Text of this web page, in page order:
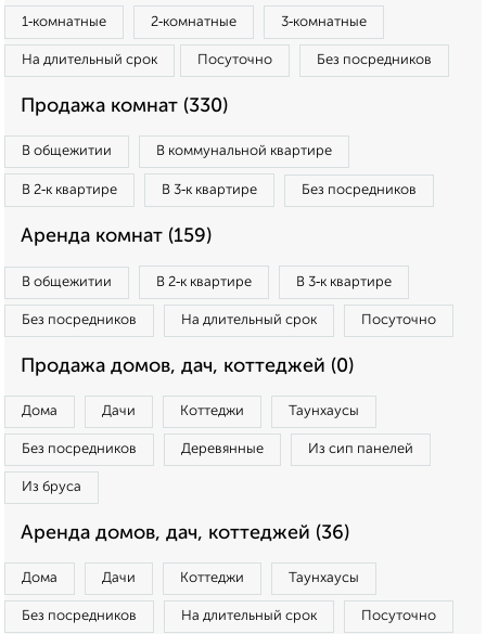
1‑комнатные 2‑комнатные 3‑комнатные
На длительный срок Посуточно Без посредников
Продажа комнат (330)
В общежитии В коммунальной квартире
В 2‑к квартире В 3‑к квартире Без посредников
Аренда комнат (159)
В общежитии В 2‑к квартире В 3‑к квартире
Без посредников На длительный срок Посуточно
Продажа домов, дач, коттеджей (0)
Дома Дачи Коттеджи Таунхаусы
Без посредников Деревянные Из сип панелей
Из бруса
Аренда домов, дач, коттеджей (36)
Дома Дачи Коттеджи Таунхаусы
Без посредников На длительный срок Посуточно